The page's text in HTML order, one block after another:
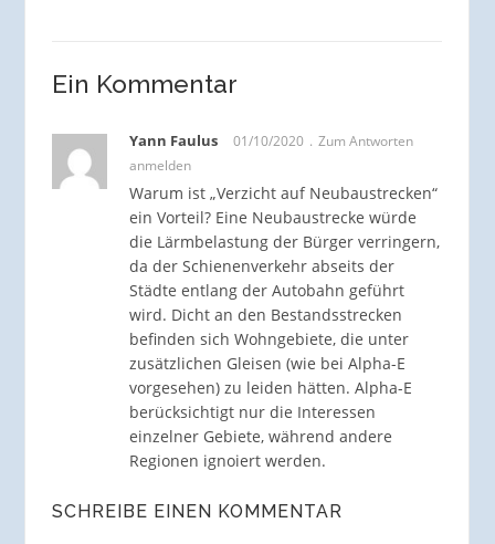
Ein Kommentar
Yann Faulus 01/10/2020
Zum Antworten
anmelden
Warum ist „Verzicht auf Neubaustrecken“
ein Vorteil? Eine Neubaustrecke würde
die Lärmbelastung der Bürger verringern,
da der Schienenverkehr abseits der
Städte entlang der Autobahn geführt
wird. Dicht an den Bestandsstrecken
befinden sich Wohngebiete, die unter
zusätzlichen Gleisen (wie bei Alpha-E
vorgesehen) zu leiden hätten. Alpha-E
berücksichtigt nur die Interessen
einzelner Gebiete, während andere
Regionen ignoiert werden.
SCHREIBE EINEN KOMMENTAR